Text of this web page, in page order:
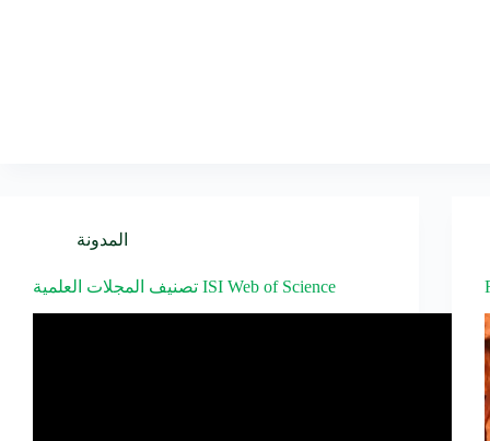
المدونة
تصنيف المجلات العلمية ISI Web of Science